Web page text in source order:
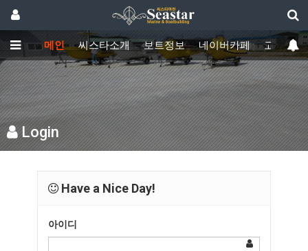
메인 씨스타소개 보트정보 네이버카페 고객센터
Login
Have a Nice Day!
아이디